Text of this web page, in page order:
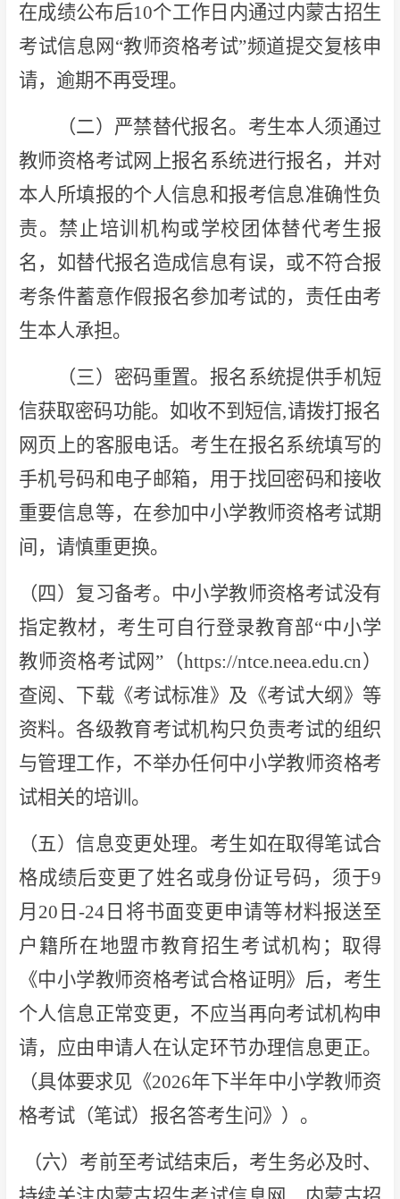
在成绩公布后10个工作日内通过内蒙古招生
考试信息网“教师资格考试”频道提交复核申
请，逾期不再受理。
（二）严禁替代报名。考生本人须通过
教师资格考试网上报名系统进行报名，并对
本人所填报的个人信息和报考信息准确性负
责。禁止培训机构或学校团体替代考生报
名，如替代报名造成信息有误，或不符合报
考条件蓄意作假报名参加考试的，责任由考
生本人承担。
（三）密码重置。报名系统提供手机短
信获取密码功能。如收不到短信,请拨打报名
网页上的客服电话。考生在报名系统填写的
手机号码和电子邮箱，用于找回密码和接收
重要信息等，在参加中小学教师资格考试期
间，请慎重更换。
（四）复习备考。中小学教师资格考试没有
指定教材，考生可自行登录教育部“中小学
教师资格考试网”（https://ntce.neea.edu.cn）
查阅、下载《考试标准》及《考试大纲》等
资料。各级教育考试机构只负责考试的组织
与管理工作，不举办任何中小学教师资格考
试相关的培训。
（五）信息变更处理。考生如在取得笔试合
格成绩后变更了姓名或身份证号码，须于9
月20日-24日将书面变更申请等材料报送至
户籍所在地盟市教育招生考试机构；取得
《中小学教师资格考试合格证明》后，考生
个人信息正常变更，不应当再向考试机构申
请，应由申请人在认定环节办理信息更正。
（具体要求见《2026年下半年中小学教师资
格考试（笔试）报名答考生问》）。
（六）考前至考试结束后，考生务必及时、